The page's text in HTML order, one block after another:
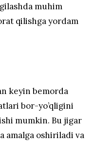
muhim
qilishga yordam
keyin bemorda
bor-yo’qligini
mumkin. Bu jigar
amalga oshiriladi va